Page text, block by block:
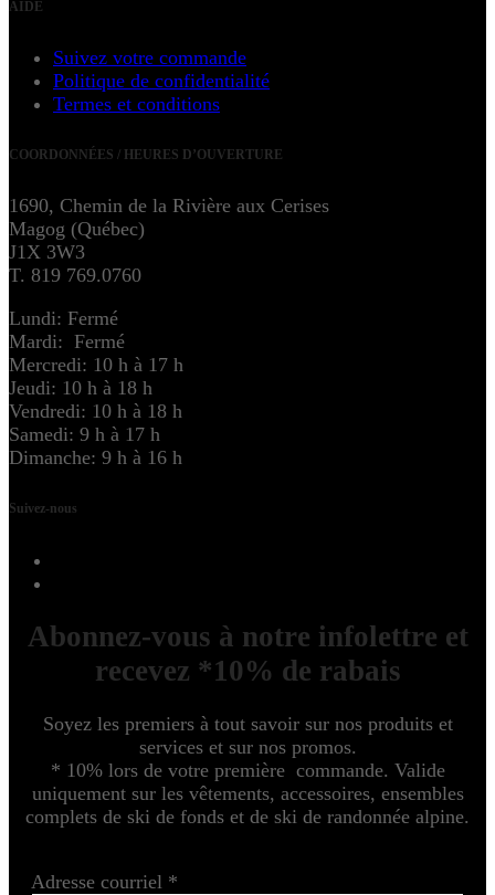
AIDE
Suivez votre commande
Politique de confidentialité
Termes et conditions
COORDONNÉES / HEURES D’OUVERTURE
1690, Chemin de la Rivière aux Cerises
Magog (Québec)
J1X 3W3
T. 819 769.0760
Lundi: Fermé
Mardi: Fermé
Mercredi: 10 h à 17 h
Jeudi: 10 h à 18 h
Vendredi: 10 h à 18 h
Samedi: 9 h à 17 h
Dimanche: 9 h à 16 h
Suivez-nous
Abonnez-vous à notre infolettre et
recevez *10% de rabais
Soyez les premiers à tout savoir sur nos produits et
services et sur nos promos.
* 10% lors de votre première commande. Valide
uniquement sur les vêtements, accessoires, ensembles
complets de ski de fonds et de ski de randonnée alpine.
Adresse courriel *